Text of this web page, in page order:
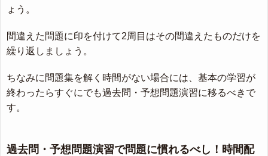
ょう。
間違えた問題に印を付けて2周目はその間違えたものだけを
繰り返しましょう。
ちなみに問題集を解く時間がない場合には、基本の学習が
終わったらすぐにでも過去問・予想問題演習に移るべきで
す。
過去問・予想問題演習で問題に慣れるべし！時間配